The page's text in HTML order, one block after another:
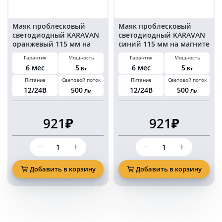
Маяк проблесковый
светодиодный KARAVAN
оранжевый 115 мм на
магните в
прикуриватель
Гарантия
6 мес
Мощность
5 Вт
Питание
12/24В
Световой поток
500 Лм
921₽
Количество
товара
Маяк
проблесковый
светодиодный
KARAVAN
Добавить в корзину
Маяк проблесковый
светодиодный KARAVAN
синий 115 мм на магните
в прикуриватель
Гарантия
6 мес
Мощность
5 Вт
Питание
12/24В
Световой поток
500 Лм
921₽
Количество
товара
Маяк
проблесковый
светодиодный
KARAVAN
Добавить в корзину